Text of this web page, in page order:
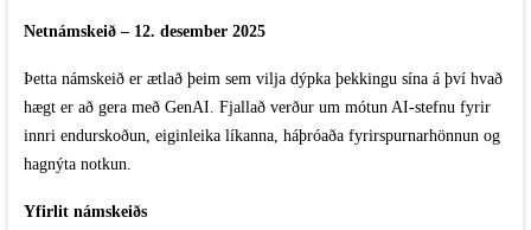
Netnámskeið – 12. desember 2025
Þetta námskeið er ætlað þeim sem vilja dýpka þekkingu sína á því hvað
hægt er að gera með GenAI. Fjallað verður um mótun AI-stefnu fyrir
innri endurskoðun, eiginleika líkanna, háþróaða fyrirspurnarhönnun og
hagnýta notkun.
Yfirlit námskeiðs